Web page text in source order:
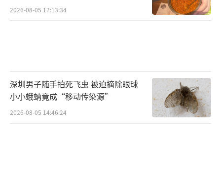
2026-08-05 17:13:34
深圳男子随手拍死飞虫 被迫摘除眼球
小小蛾蚋竟成“移动传染源”
2026-08-05 14:46:24